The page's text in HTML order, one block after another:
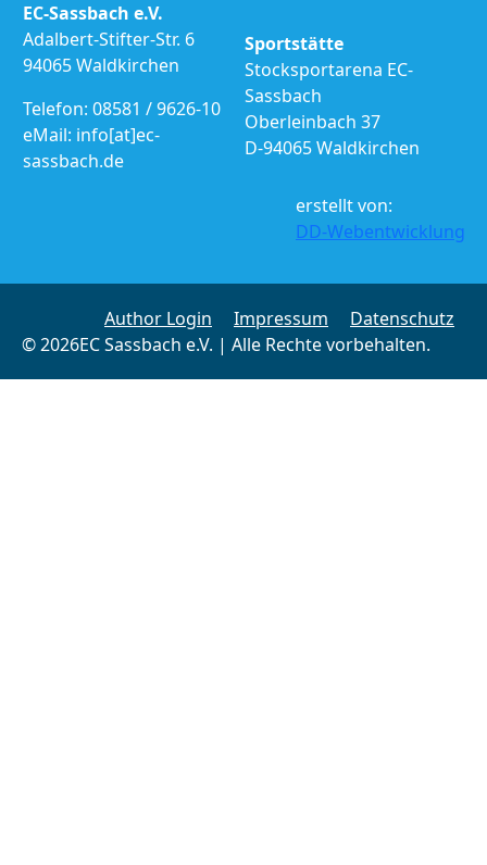
EC-Sassbach e.V.
Adalbert-Stifter-Str. 6
94065 Waldkirchen
Telefon: 08581 / 9626-10
eMail: info[at]ec-
sassbach.de
Sportstätte
Stocksportarena EC-
Sassbach
Oberleinbach 37
D-94065 Waldkirchen
erstellt von:
DD-Webentwicklung
© 2026EC Sassbach e.V. | Alle Rechte vorbehalten.
Author Login Impressum Datenschutz